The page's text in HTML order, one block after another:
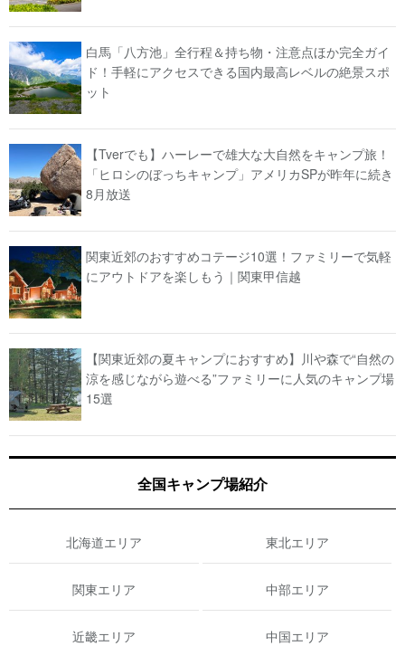
白馬「八方池」全行程＆持ち物・注意点ほか完全ガイ
ド！手軽にアクセスできる国内最高レベルの絶景スポ
ット
【Tverでも】ハーレーで雄大な大自然をキャンプ旅！
「ヒロシのぼっちキャンプ」アメリカSPが昨年に続き
8月放送
関東近郊のおすすめコテージ10選！ファミリーで気軽
にアウトドアを楽しもう｜関東甲信越
【関東近郊の夏キャンプにおすすめ】川や森で“自然の
涼を感じながら遊べる”ファミリーに人気のキャンプ場
15選
全国キャンプ場紹介
北海道エリア 東北エリア
関東エリア 中部エリア
近畿エリア 中国エリア